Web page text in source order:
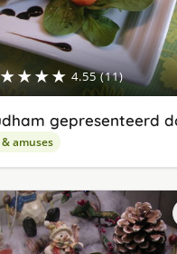
4.55 (11)
gepresenteerd
amuses